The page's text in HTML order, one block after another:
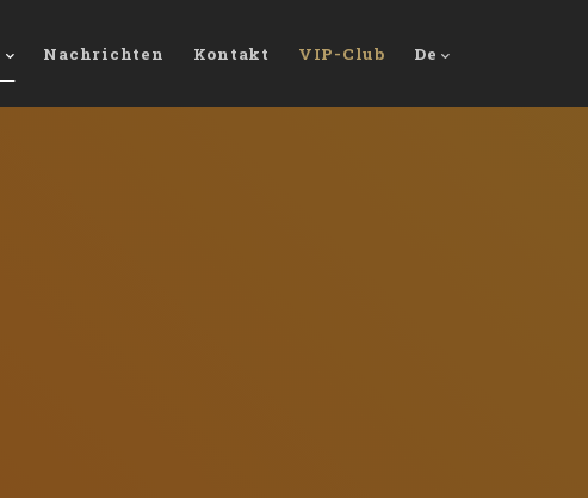
Nachrichten Kontakt VIP-Club De